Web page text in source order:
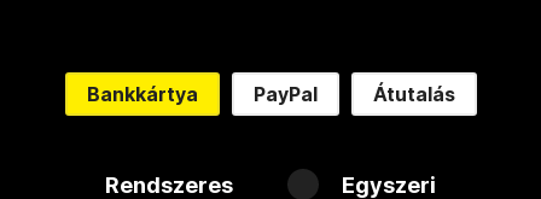
Bankkártya PayPal Átutalás
Rendszeres Egyszeri